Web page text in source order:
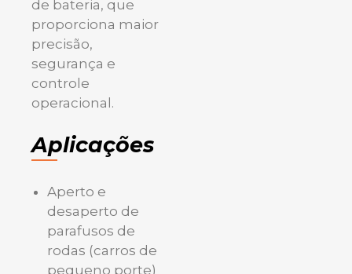
de bateria, que
proporciona maior
precisão,
segurança e
controle
operacional.
Aplicações
Aperto e
desaperto de
parafusos de
rodas (carros de
pequeno porte)